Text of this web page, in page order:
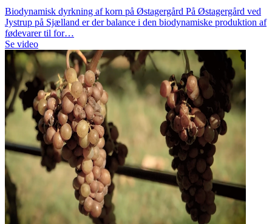
Biodynamisk dyrkning af korn på Østagergård På Østagergård ved
Jystrup på Sjælland er der balance i den biodynamiske produktion af
fødevarer til for…
Se video